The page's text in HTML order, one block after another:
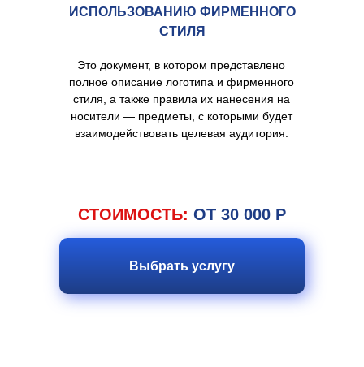
Выбрать услугу
ИСПОЛЬЗОВАНИЮ ФИРМЕННОГО
СТИЛЯ
Это документ, в котором представлено
полное описание логотипа и фирменного
стиля, а также правила их нанесения на
носители — предметы, с которыми будет
взаимодействовать целевая аудитория.
СТОИМОСТЬ: ОТ 30 000 Р